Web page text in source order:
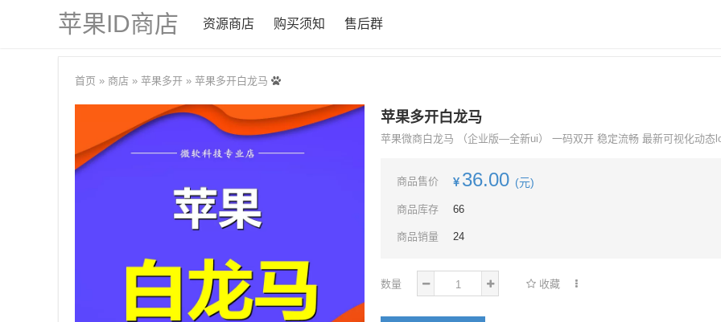
苹果ID商店 资源商店 购买须知 售后群
首页 » 商店 » 苹果多开 » 苹果多开白龙马
苹果多开白龙马
苹果微商白龙马 （企业版—全新ui） 一码双开 稳定流畅 最新可视化动态
商品售价 36.00 (元)
商品库存 66
商品销量 24
数量 收藏